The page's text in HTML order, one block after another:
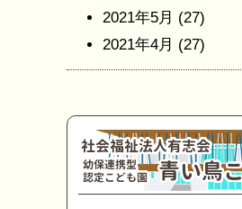
2021年5月 (27)
2021年4月 (27)